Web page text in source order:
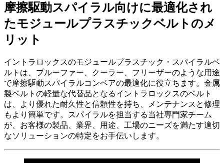
摩擦駆動スパイラル向けに最適化され
たモジュールプラスチックベルトのメ
リット
イントラロックスのモジュールプラスチック・スパイラルベ
ルトは、プルーファー、クーラー、フリーザーのような用途
で摩擦駆動スパイラルコンベアの最適化に役立ちます。金属
製ベルトの軽量な代替品となるイントラロックスのベルト
は、より優れた耐久性と信頼性を持ち、メンテナンスと修理
もより簡単です。スパイラルを担当する当社専門家チーム
が、お客様の製品、業界、用途、工場のニーズを満たす適切
なソリューションの特定をお手伝いします。